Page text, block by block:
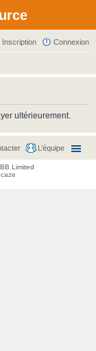
Connexion
Inscription
ultérieurement.
L’équipe
Limited